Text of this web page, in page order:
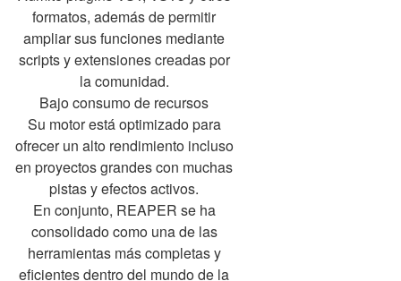
formatos, además de permitir
ampliar sus funciones mediante
scripts y extensiones creadas por
la comunidad.
Bajo consumo de recursos
Su motor está optimizado para
ofrecer un alto rendimiento incluso
en proyectos grandes con muchas
pistas y efectos activos.
En conjunto, REAPER se ha
consolidado como una de las
herramientas más completas y
eficientes dentro del mundo de la